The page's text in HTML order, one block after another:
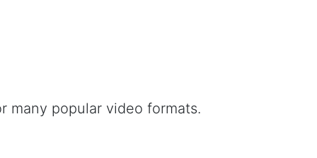
many popular video formats.